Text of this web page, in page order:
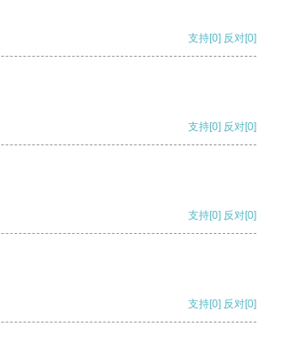
支持[0] 反对[0]
支持[0] 反对[0]
支持[0] 反对[0]
支持[0] 反对[0]